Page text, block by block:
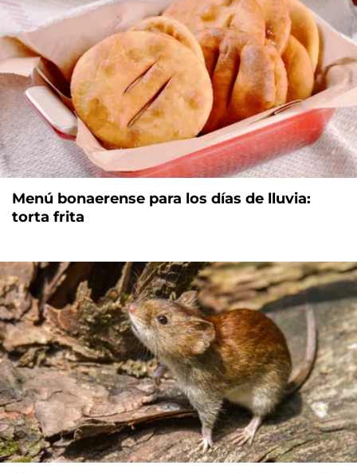
Menú bonaerense para los días de lluvia:
torta frita